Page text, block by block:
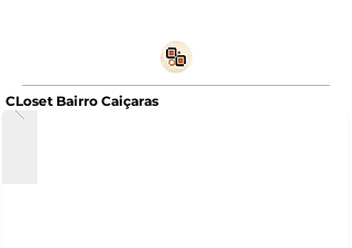
CLoset Bairro Caiçaras